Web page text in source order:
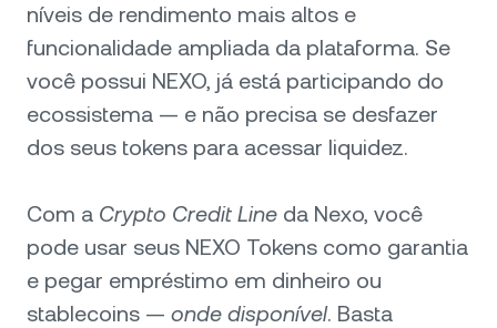
níveis de rendimento mais altos e
funcionalidade ampliada da plataforma. Se
você possui NEXO, já está participando do
ecossistema — e não precisa se desfazer
dos seus tokens para acessar liquidez.
Com a Crypto Credit Line da Nexo, você
pode usar seus NEXO Tokens como garantia
e pegar empréstimo em dinheiro ou
stablecoins — onde disponível. Basta